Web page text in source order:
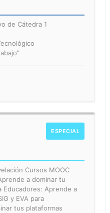
de Cátedra 1
ESPECIAL
Cursos MOOC
a dominar tu
Educadores: Aprende a
y EVA para
tus plataformas